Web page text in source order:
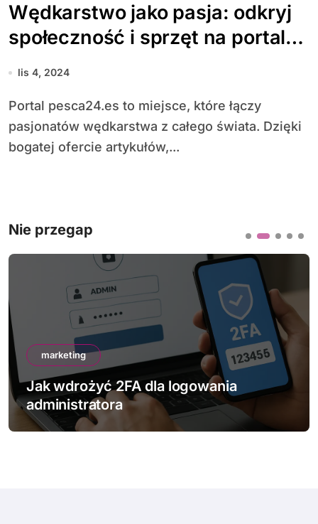
Wędkarstwo jako pasja: odkryj
społeczność i sprzęt na portalu
dla miłośników łowienia ryb
lis 4, 2024
Portal pesca24.es to miejsce, które łączy
pasjonatów wędkarstwa z całego świata. Dzięki
bogatej ofercie artykułów,...
Nie przegap
marketing
Jak wdrożyć 2FA dla logowania
administratora